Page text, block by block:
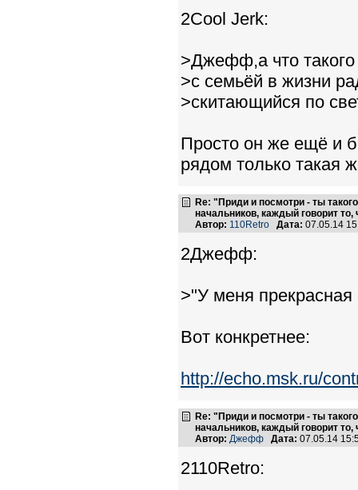
2Cool Jerk:
>Джефф,а что
>с семьёй в жизни
>скитающийся по
Просто он же ещё и
рядом только такая
Re: "Приди и посмотри - ты
начальников, каждый говорит то,
Автор: 110Retro Дата: 07.05.14
2Джефф:
>"У меня
Вот конкретнее:
http://echo.msk.ru/
Re: "Приди и посмотри - ты
начальников, каждый говорит то,
Автор: Джефф Дата: 07.05.14
2110Retro: